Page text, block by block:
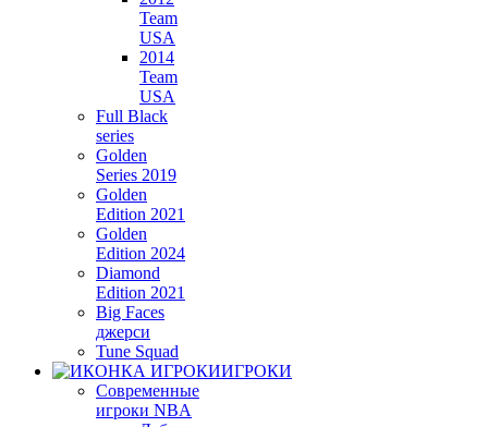
Team
USA
2014
Team
USA
Full Black
series
Golden
Series 2019
Golden
Edition 2021
Golden
Edition 2024
Diamond
Edition 2021
Big Faces
джерси
Tune Squad
ИГРОКИ
Современные
игроки NBA